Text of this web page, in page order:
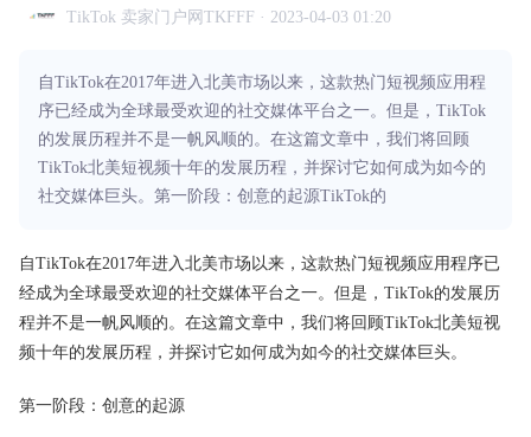
TikTok 卖家门户网TKFFF · 2023-04-03 01:20
自TikTok在2017年进入北美市场以来，这款热门短视频应用程
序已经成为全球最受欢迎的社交媒体平台之一。但是，TikTok
的发展历程并不是一帆风顺的。在这篇文章中，我们将回顾
TikTok北美短视频十年的发展历程，并探讨它如何成为如今的
社交媒体巨头。第一阶段：创意的起源TikTok的
自TikTok在2017年进入北美市场以来，这款热门短视频应用程序已
经成为全球最受欢迎的社交媒体平台之一。但是，TikTok的发展历
程并不是一帆风顺的。在这篇文章中，我们将回顾TikTok北美短视
频十年的发展历程，并探讨它如何成为如今的社交媒体巨头。
第一阶段：创意的起源